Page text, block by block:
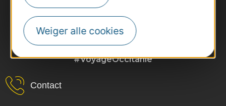
Weiger alle cookies
#VoyageOccitanie
Contact